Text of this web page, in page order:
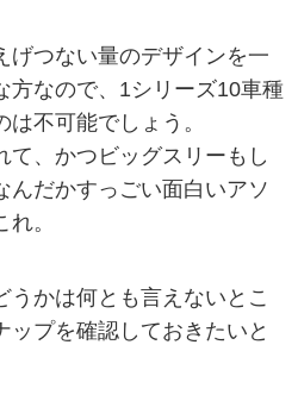
げつない量のデザインを一
方なので、1シリーズ10車種
不可能でしょう。
て、かつビッグスリーもし
んだかすっごい面白いアソ
。
うかは何とも言えないとこ
ップを確認しておきたいと